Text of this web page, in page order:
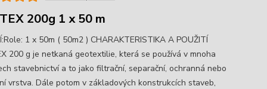
200g 1 x 50 m
1 x 50m ( 50m2 ) CHARAKTERISTIKA A POUŽITÍ
200 g je netkaná geotextilie, která se používá v mnoha
stavebnictví a to jako filtrační, separační, ochranná nebo
vrstva. Dále potom v základových konstrukcích staveb,